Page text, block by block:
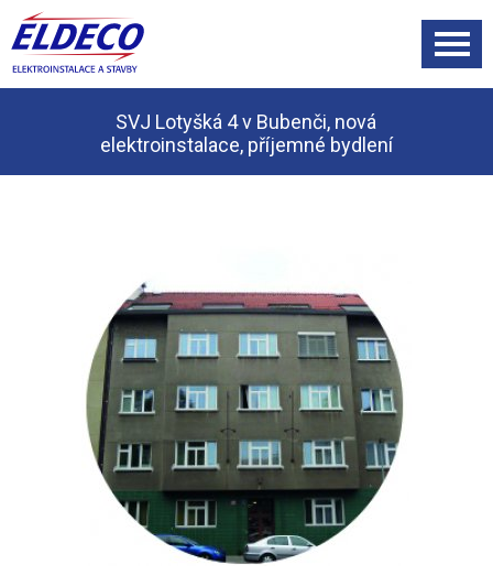
SVJ Lotyšká 4 v Bubenči, nová
elektroinstalace, příjemné bydlení